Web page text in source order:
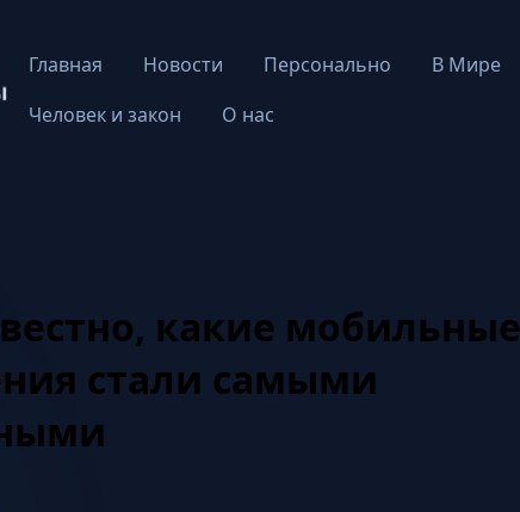
Главная Новости Персонально В Мире
Человек и закон
О нас
какие мобильные
стали самыми